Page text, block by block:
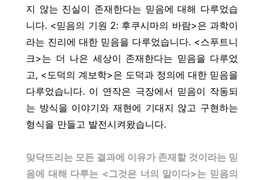
지 않는 진실이 존재한다는 믿음에 대해 다루었습
니다. <믿음의 기원 2: 후쿠시마의 바람>은 과학이
라는 진리에 대한 믿음을 다루었습니다. <스푸트니
크>는 더 나은 세상이 존재한다는 믿음을 다루었
고, <도덕의 계보학>은 도덕과 정의에 대한 믿음을
다루었습니다. 이 연작은 극장에서 믿음이 작동되
는 방식을 이야기와 재현에 기대지 않고 구현하는
형식을 만들고 발전시켜왔습니다.
맞닥뜨리는 모든 결과에 이유가 존재할 것이라는 믿
음에 대해 다루는 <그것은 너의 말이다>는 믿음의